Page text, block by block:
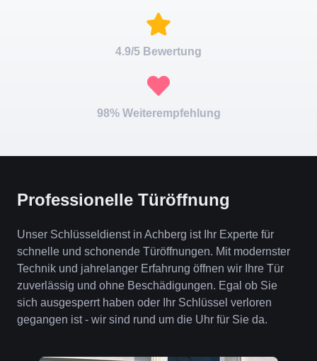
4.9/5 Bewertung
98% Weiterempfehlung
Professionelle Türöffnung
Unser Schlüsseldienst in Achberg ist Ihr Experte für
schnelle und schonende Türöffnungen. Mit modernster
Technik und jahrelanger Erfahrung öffnen wir Ihre Tür
zuverlässig und ohne Beschädigungen. Egal ob Sie
sich ausgesperrt haben oder Ihr Schlüssel verloren
gegangen ist - wir sind rund um die Uhr für Sie da.